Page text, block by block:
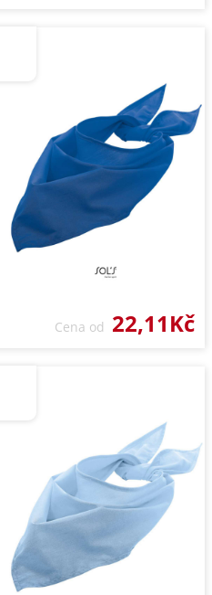
Cena od 22,11Kč